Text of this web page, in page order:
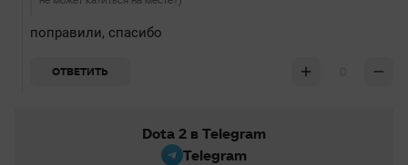
поправили, спасибо
ОТВЕТИТЬ
Dota 2 в Telegram
Telegram